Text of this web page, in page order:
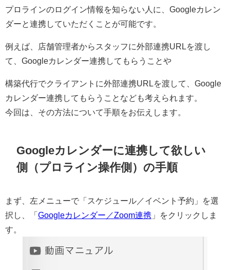
プロラインのログイン情報を知らない人に、Googleカレン
ダーと連携していただくことが可能です。
例えば、店舗管理者からスタッフに外部連携URLを渡し
て、Googleカレンダー連携してもらうことや
構築代行でクライアントに外部連携URLを渡して、Google
カレンダー連携してもらうことなども考えられます。
今回は、その方法について手順をお伝えします。
Googleカレンダーに連携して欲しい
側（プロライン操作側）の手順
まず、左メニューで「スケジュール／イベント予約」を選
択し、「 Googleカレンダー／Zoom連携 」をクリックしま
す。